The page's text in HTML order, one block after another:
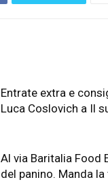
Entrate extra e
Luca Coslovich a Il
Al via Baritalia Food
del panino. Manda